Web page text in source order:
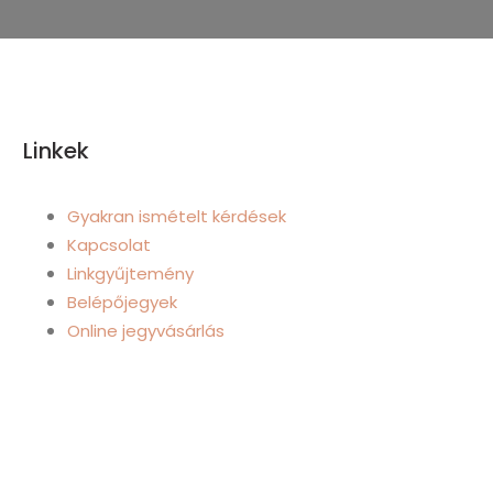
Linkek
Gyakran ismételt kérdések
Kapcsolat
Linkgyűjtemény
Belépőjegyek
Online jegyvásárlás